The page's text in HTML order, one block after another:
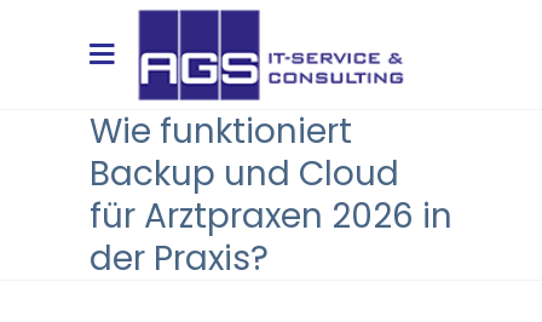
Wie funktioniert
Backup und Cloud
für Arztpraxen 2026 in
der Praxis?